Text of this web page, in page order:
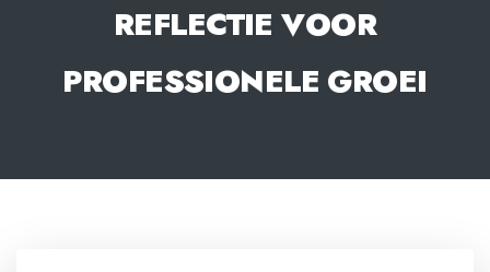
REFLECTIE VOOR
PROFESSIONELE GROEI